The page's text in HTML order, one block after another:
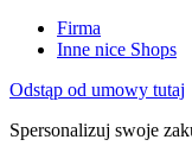
Firma
Inne nice Shops
Odstąp od umowy tutaj
Spersonalizuj swoje